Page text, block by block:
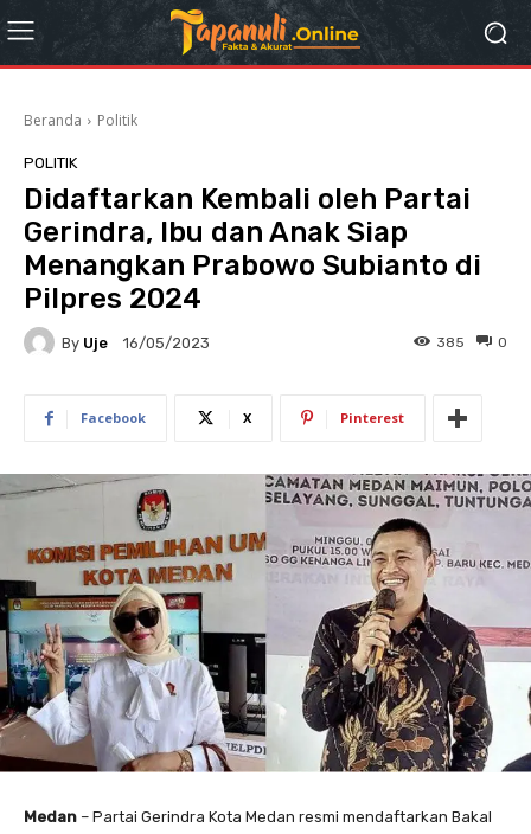
Beranda Politik
POLITIK
Didaftarkan Kembali oleh Partai
Gerindra, Ibu dan Anak Siap
Menangkan Prabowo Subianto di
Pilpres 2024
By Uje 16/05/2023 0
385
Facebook X Pinterest
Medan – Partai Gerindra Kota Medan resmi mendaftarkan Bakal